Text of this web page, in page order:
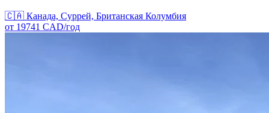
🇨🇦 Канада, Суррей, Британская Колумбия
от 19741 CAD/год